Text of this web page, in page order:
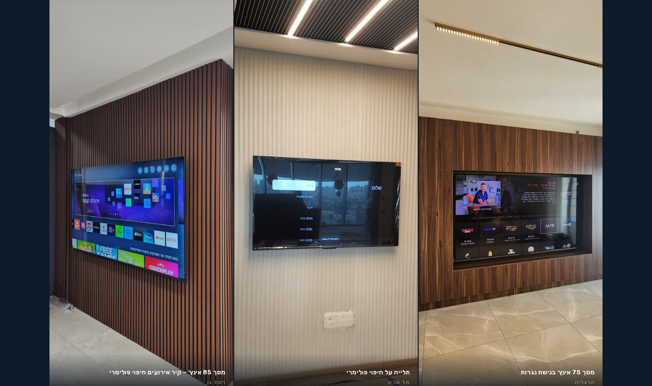
מסך 75 אינץ׳ בנישת נגרות
הרצליה
תלייה על חיפוי פולימרי
תל אביב
מסך 85 אינץ׳ – קיר אירועים חיפוי פולימרי
רמת גן